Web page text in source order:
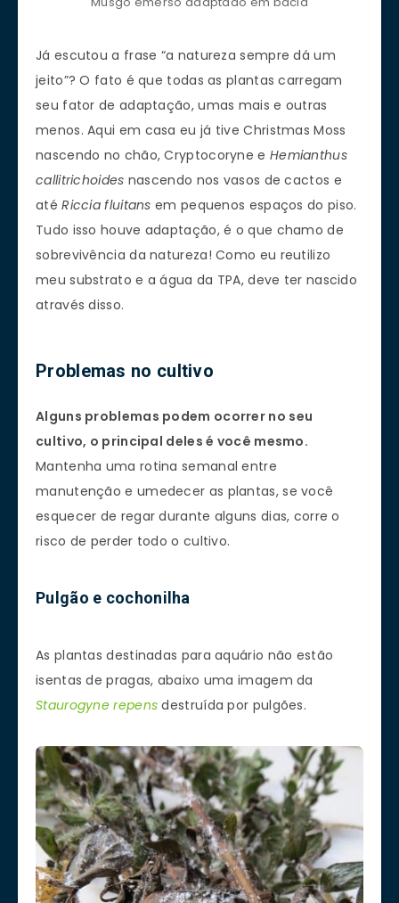
Já escutou a frase “a natureza sempre dá um
jeito”? O fato é que todas as plantas carregam
seu fator de adaptação, umas mais e outras
menos. Aqui em casa eu já tive Christmas Moss
nascendo no chão, Cryptocoryne e Hemianthus
callitrichoides nascendo nos vasos de cactos e
atéRiccia fluitans em pequenos espaços do piso.
Tudo isso houve adaptação, é o que chamo de
sobrevivência da natureza! Como eu reutilizo
meu substrato e a água da TPA, deve ter nascido
através disso.
Problemas no cultivo
Alguns problemas podem ocorrer no seu
cultivo, o principal deles é você mesmo.
Mantenha uma rotina semanal entre
manutenção e umedecer as plantas, se você
esquecer de regar durante alguns dias, corre o
risco de perder todo o cultivo.
Pulgão e cochonilha
As plantas destinadas para aquário não estão
isentas de pragas, abaixo uma imagem da
Staurogyne repens destruída por pulgões.